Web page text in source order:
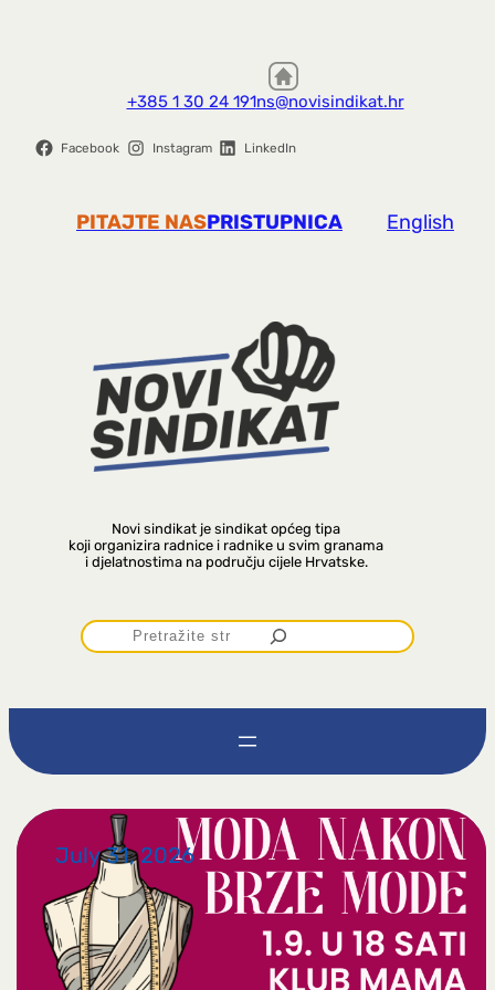
+385 1 30 24 191ns@novisindikat.hr
Facebook Instagram LinkedIn
PITAJTE NASPRISTUPNICA English
Novi sindikat je sindikat općeg tipa
koji organizira radnice i radnike u svim granama
i djelatnostima na području cijele Hrvatske.
P
r
t
r
a
July 31, 2026